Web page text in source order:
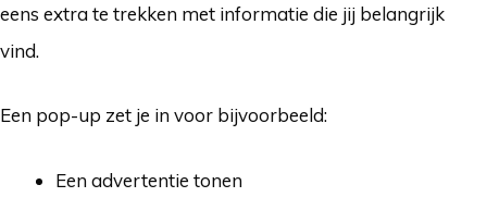
eens extra te trekken met informatie die jij belangrijk
vind.
Een pop-up zet je in voor bijvoorbeeld:
Een advertentie tonen